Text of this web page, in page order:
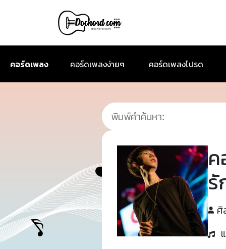
คอร์ดเพลง คอร์ดเพลงง่ายๆ คอร์ดเพลงโปรด
รั
ศิ